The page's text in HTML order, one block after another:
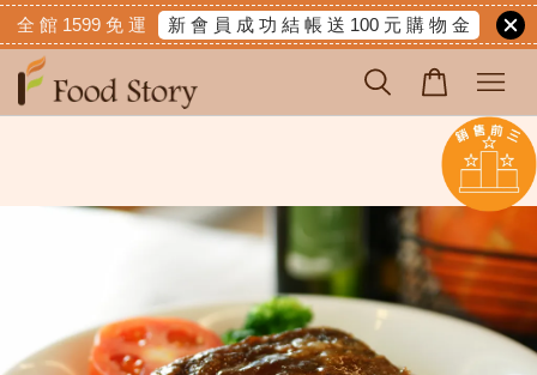
全 館 1599 免 運 新 會 員 成 功 結 帳 送 100 元 購 物 金